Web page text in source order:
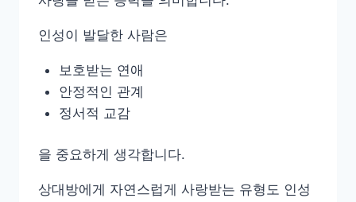
인성이 발달한 사람은
보호받는 연애
안정적인 관계
정서적 교감
을 중요하게 생각합니다.
상대방에게 자연스럽게 사랑받는 유형도 인성